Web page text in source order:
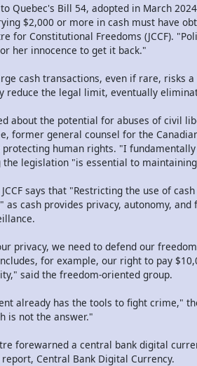
Quebec's Bill 54, adopted in March
$2,000 or more in cash must have
for Constitutional Freedoms (JCCF).
her innocence to get it back."
cash transactions, even if rare, risks
reduce the legal limit, eventually
about the potential for abuses of civil
former general counsel for the
human rights. "I
the legislation "is essential to
says that "Restricting the use of
cash provides privacy, autonomy,
privacy, we need to defend our
for example, our right to pay
said the freedom-oriented group.
already has the tools to fight crime,"
is not the answer."
forewarned a central bank digital
Central Bank Digital Currency.